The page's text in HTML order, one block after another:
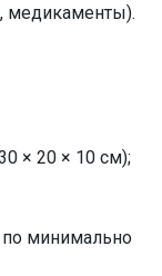
медикаменты).
× 20 × 10 см);
по минимально